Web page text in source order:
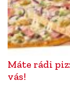
Máte rádi
vás!